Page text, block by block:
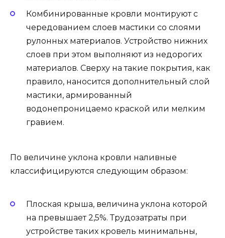
Комбинированные кровли монтируют с
чередованием слоев мастики со слоями
рулонных материалов. Устройство нижних
слоев при этом выполняют из недорогих
материалов. Сверху на такие покрытия, как
правило, наносится дополнительный слой
мастики, армированный
водонепроницаемо краской или мелким
гравием.
По величине уклона кровли наливные
классифицируются следующим образом:
Плоская крыша, величина уклона которой
на превышает 2,5%. Трудозатраты при
устройстве таких кровель минимальны,